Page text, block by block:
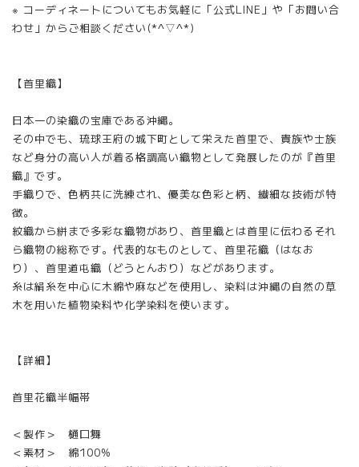
※ コーディネートについてもお気軽に「公式LINE」や「お問い合
わせ」からご相談ください(*^▽^*)
【首里織】
日本一の染織の宝庫である沖縄。
その中でも、琉球王府の城下町として栄えた首里で、貴族や士族
など身分の高い人が着る格調高い織物として発展したのが『首里
織』です。
手織りで、色柄共に洗練され、優美な色彩と柄、繊細な技術が特
徴。
紋織から絣まで多彩な織物があり、首里織とは首里に伝わるそれ
ら織物の総称です。代表的なものとして、首里花織（はなお
り）、首里道屯織（どうとんおり）などがあります。
糸は絹糸を中心に木綿や麻などを使用し、染料は沖縄の自然の草
木を用いた植物染料や化学染料を使います。
【詳細】
首里花織半幅帯
＜製作＞ 樋口舞
＜素材＞ 綿100%